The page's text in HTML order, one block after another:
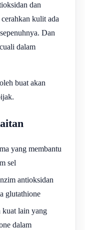
dan
kulit ada
Dan
dalam
buat akan
yang membantu
sel
antioksidan
glutathione
lain yang
dalam